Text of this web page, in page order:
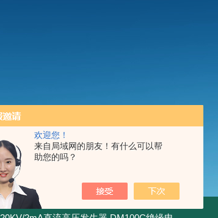
欢迎您！
来自局域网的朋友！有什么可以帮
助您的吗？